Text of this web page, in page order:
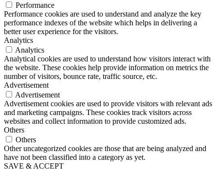
Performance
Performance cookies are used to understand and analyze the key
performance indexes of the website which helps in delivering a
better user experience for the visitors.
Analytics
Analytics
Analytical cookies are used to understand how visitors interact with
the website. These cookies help provide information on metrics the
number of visitors, bounce rate, traffic source, etc.
Advertisement
Advertisement
Advertisement cookies are used to provide visitors with relevant ads
and marketing campaigns. These cookies track visitors across
websites and collect information to provide customized ads.
Others
Others
Other uncategorized cookies are those that are being analyzed and
have not been classified into a category as yet.
SAVE & ACCEPT